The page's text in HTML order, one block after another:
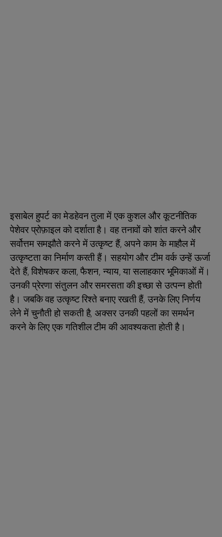
इसाबेल हुपर्ट का मेडहेवन तुला में एक कुशल और कूटनीतिक
पेशेवर प्रोफ़ाइल को दर्शाता है। वह तनावों को शांत करने और
सर्वोत्तम समझौते करने में उत्कृष्ट हैं, अपने काम के माहौल में
उत्कृष्टता का निर्माण करती हैं। सहयोग और टीम वर्क उन्हें ऊर्जा
देते हैं, विशेषकर कला, फैशन, न्याय, या सलाहकार भूमिकाओं में।
उनकी प्रेरणा संतुलन और समरसता की इच्छा से उत्पन्न होती
है। जबकि वह उत्कृष्ट रिश्ते बनाए रखती हैं, उनके लिए निर्णय
लेने में चुनौती हो सकती है, अक्सर उनकी पहलों का समर्थन
करने के लिए एक गतिशील टीम की आवश्यकता होती है।